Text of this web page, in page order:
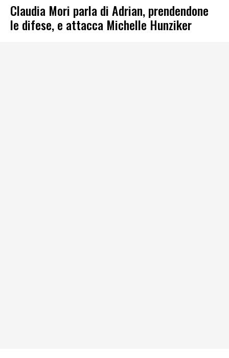
Claudia Mori parla di Adrian, prendendone
le difese, e attacca Michelle Hunziker